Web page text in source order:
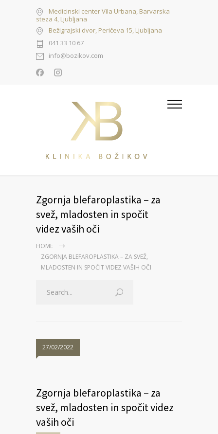
Medicinski center Vila Urbana, Barvarska
steza 4, Ljubljana
Bežigrajski dvor, Peričeva 15, Ljubljana
041 33 10 67
info@bozikov.com
Zgornja blefaroplastika – za
svež, mladosten in spočit
videz vaših oči
HOME
ZGORNJA BLEFAROPLASTIKA – ZA SVEŽ,
MLADOSTEN IN SPOČIT VIDEZ VAŠIH OČI
27/02/2022
Zgornja blefaroplastika – za
svež, mladosten in spočit videz
vaših oči